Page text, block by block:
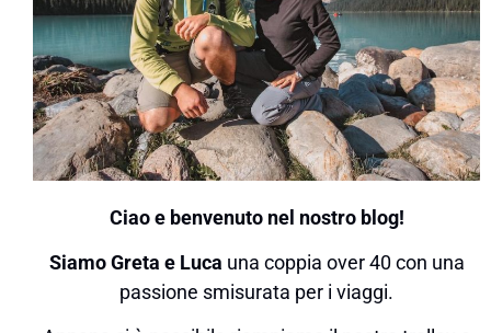
Ciao e benvenuto nel nostro blog!
Siamo Greta e Luca una coppia over 40 con una
passione smisurata per i viaggi.